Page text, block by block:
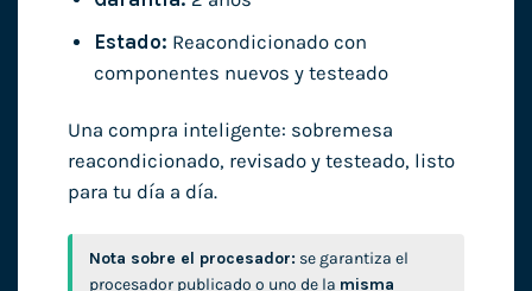
Estado: Reacondicionado con
componentes nuevos y testeado
Una compra inteligente: sobremesa
reacondicionado, revisado y testeado, listo
para tu día a día.
Nota sobre el procesador: se garantiza el
procesador publicado o uno de la misma